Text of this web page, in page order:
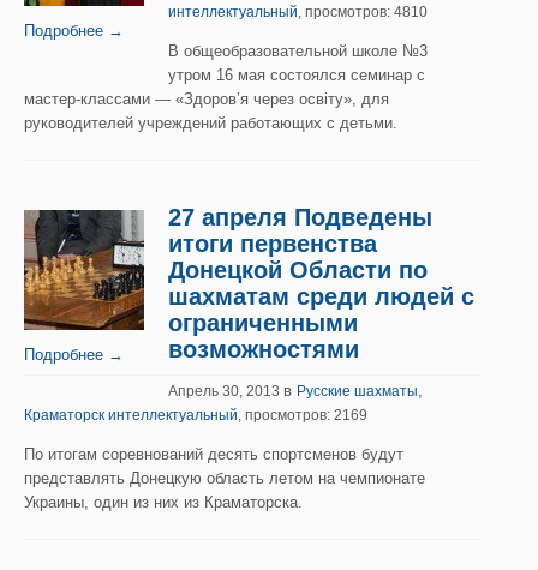
Подробнее →
интеллектуальный, просмотров: 4810
В общеобразовательной школе №3
утром 16 мая состоялся семинар с
мастер-классами — «Здоров’я через освiту», для
руководителей учреждений работающих с детьми.
Подробнее →
27 апреля Подведены
итоги первенства
Донецкой Области по
шахматам среди людей с
ограниченными
возможностями
Апрель 30, 2013 в Русские шахматы,
Краматорск интеллектуальный, просмотров: 2169
По итогам соревнований десять спортсменов будут
представлять Донецкую область летом на чемпионате
Украины, один из них из Краматорска.